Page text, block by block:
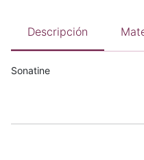
Descripción
Sonatine